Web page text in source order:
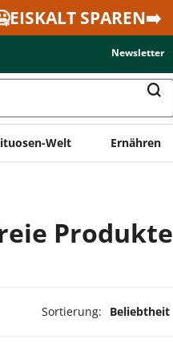
SPAREN➡️
Newsletter
Welt Ernähren
Produkte
Sortierung: Beliebtheit